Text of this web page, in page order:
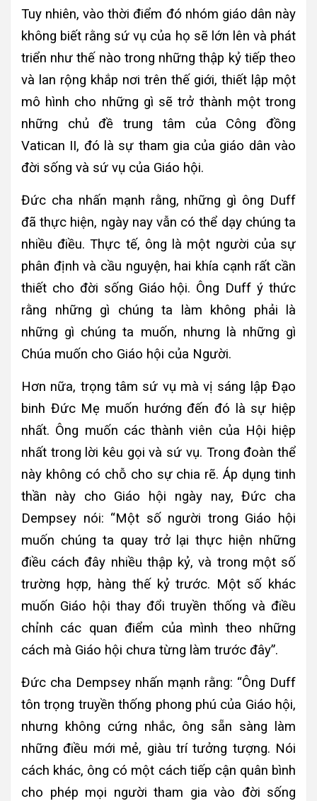
Tuy nhiên, vào thời điểm đó nhóm giáo dân này
không biết rằng sứ vụ của họ sẽ lớn lên và phát
triển như thế nào trong những thập kỷ tiếp theo
và lan rộng khắp nơi trên thế giới, thiết lập một
mô hình cho những gì sẽ trở thành một trong
những chủ đề trung tâm của Công đồng
Vatican II, đó là sự tham gia của giáo dân vào
đời sống và sứ vụ của Giáo hội.
Đức cha nhấn mạnh rằng, những gì ông Duff
đã thực hiện, ngày nay vẫn có thể dạy chúng ta
nhiều điều. Thực tế, ông là một người của sự
phân định và cầu nguyện, hai khía cạnh rất cần
thiết cho đời sống Giáo hội. Ông Duff ý thức
rằng những gì chúng ta làm không phải là
những gì chúng ta muốn, nhưng là những gì
Chúa muốn cho Giáo hội của Người.
Hơn nữa, trọng tâm sứ vụ mà vị sáng lập Đạo
binh Đức Mẹ muốn hướng đến đó là sự hiệp
nhất. Ông muốn các thành viên của Hội hiệp
nhất trong lời kêu gọi và sứ vụ. Trong đoàn thể
này không có chỗ cho sự chia rẽ. Áp dụng tinh
thần này cho Giáo hội ngày nay, Đức cha
Dempsey nói: “Một số người trong Giáo hội
muốn chúng ta quay trở lại thực hiện những
điều cách đây nhiều thập kỷ, và trong một số
trường hợp, hàng thế kỷ trước. Một số khác
muốn Giáo hội thay đổi truyền thống và điều
chỉnh các quan điểm của mình theo những
cách mà Giáo hội chưa từng làm trước đây”.
Đức cha Dempsey nhấn mạnh rằng: “Ông Duff
tôn trọng truyền thống phong phú của Giáo hội,
nhưng không cứng nhắc, ông sẵn sàng làm
những điều mới mẻ, giàu trí tưởng tượng. Nói
cách khác, ông có một cách tiếp cận quân bình
cho phép mọi người tham gia vào đời sống